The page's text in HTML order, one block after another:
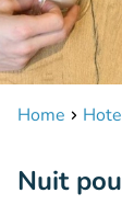
Home
Nuit